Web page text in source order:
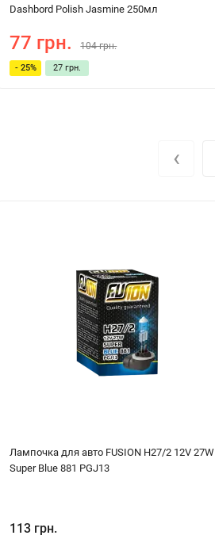
Dashbord Polish Jasmine 250мл
77 грн. 104 грн.
- 25% 27 грн.
Лампочка для авто FUSION H27/2 12V 27W
Super Blue 881 PGJ13
113 грн.
‹